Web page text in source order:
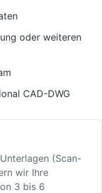
oder weiteren
CAD-DWG
(Scan-
wir Ihre
3 bis 6